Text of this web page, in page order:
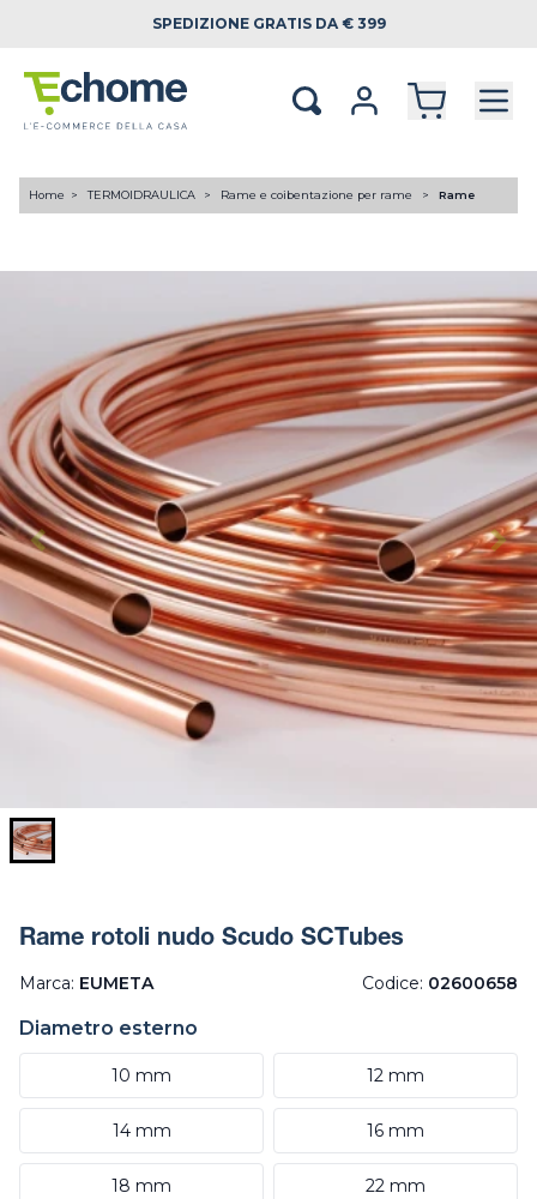
SPEDIZIONE GRATIS DA € 399
Home TERMOIDRAULICA Rame e coibentazione per rame Rame
Rame rotoli nudo Scudo SCTubes
Marca: EUMETA Codice: 02600658
Diametro esterno
10 mm 12 mm
14 mm 16 mm
18 mm 22 mm